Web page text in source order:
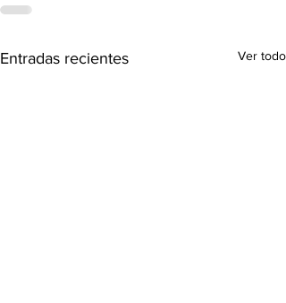
Entradas recientes Ver todo